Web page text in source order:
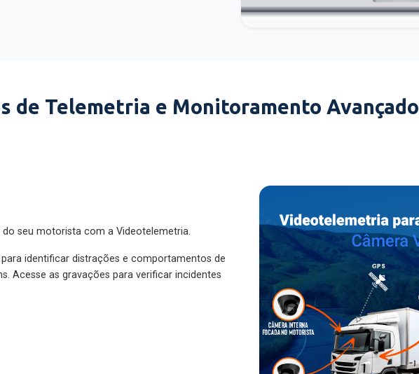
de Telemetria e Monitoramento Avançado
seu motorista com a Videotelemetria.
identificar distrações e comportamentos de
Acesse as gravações para verificar incidentes